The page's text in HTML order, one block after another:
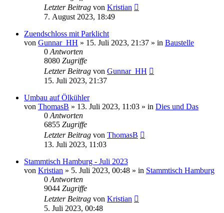
Letzter Beitrag von Kristian
7. August 2023, 18:49
Zuendschloss mit Parklicht
von Gunnar_HH » 15. Juli 2023, 21:37 » in Baustelle
0 Antworten
8080 Zugriffe
Letzter Beitrag von Gunnar_HH
15. Juli 2023, 21:37
Umbau auf Ölkühler
von ThomasB » 13. Juli 2023, 11:03 » in Dies und Das
0 Antworten
6855 Zugriffe
Letzter Beitrag von ThomasB
13. Juli 2023, 11:03
Stammtisch Hamburg - Juli 2023
von Kristian » 5. Juli 2023, 00:48 » in Stammtisch Hamburg
0 Antworten
9044 Zugriffe
Letzter Beitrag von Kristian
5. Juli 2023, 00:48